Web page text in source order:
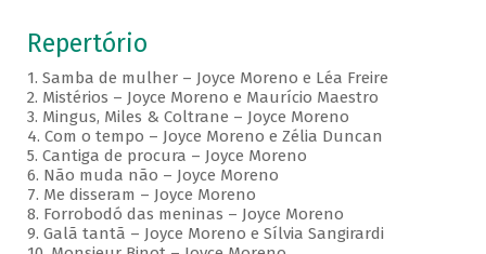
Repertório
1. Samba de mulher – Joyce Moreno e Léa Freire
2. Mistérios – Joyce Moreno e Maurício Maestro
3. Mingus, Miles & Coltrane – Joyce Moreno
4. Com o tempo – Joyce Moreno e Zélia Duncan
5. Cantiga de procura – Joyce Moreno
6. Não muda não – Joyce Moreno
7. Me disseram – Joyce Moreno
8. Forrobodó das meninas – Joyce Moreno
9. Galã tantã – Joyce Moreno e Sílvia Sangirardi